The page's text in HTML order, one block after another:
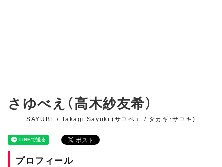
さゆべえ（高木紗友希）
SAYUBE / Takagi Sayuki (サユベエ / タカギ・サユキ)
プロフィール